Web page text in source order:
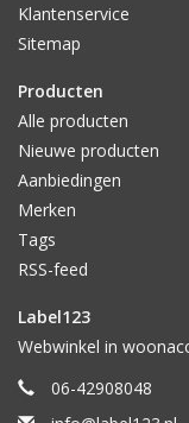
Klantenservice
Sitemap
Producten
Alle producten
Nieuwe producten
Aanbiedingen
Merken
Tags
RSS-feed
Label123
Webwinkel in
06-42908048